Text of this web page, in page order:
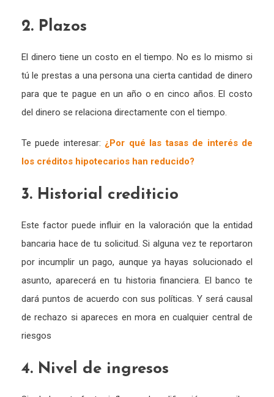
2. Plazos
El dinero tiene un costo en el tiempo. No es lo mismo si
tú le prestas a una persona una cierta cantidad de dinero
para que te pague en un año o en cinco años. El costo
del dinero se relaciona directamente con el tiempo.
Te puede interesar: ¿Por qué las tasas de interés de
los créditos hipotecarios han reducido?
3. Historial crediticio
Este factor puede influir en la valoración que la entidad
bancaria hace de tu solicitud. Si alguna vez te reportaron
por incumplir un pago, aunque ya hayas solucionado el
asunto, aparecerá en tu historia financiera. El banco te
dará puntos de acuerdo con sus políticas. Y será causal
de rechazo si apareces en mora en cualquier central de
riesgos
4. Nivel de ingresos